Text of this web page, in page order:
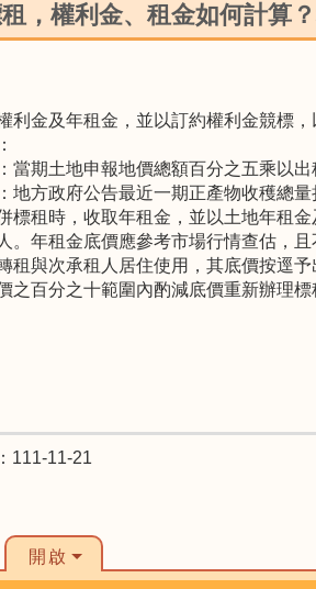
，權利金、租金如何計算
利金及年租金，並以訂約權利金競標
當期土地申報地價總額百分之五乘以出
地方政府公告最近一期正產物收穫總
標租時，收取年租金，並以土地年租
。年租金底價應參考市場行情查估，
租與次承租人居住使用，其底價按逕
之百分之十範圍內酌減底價重新辦理標
111-11-21
開啟